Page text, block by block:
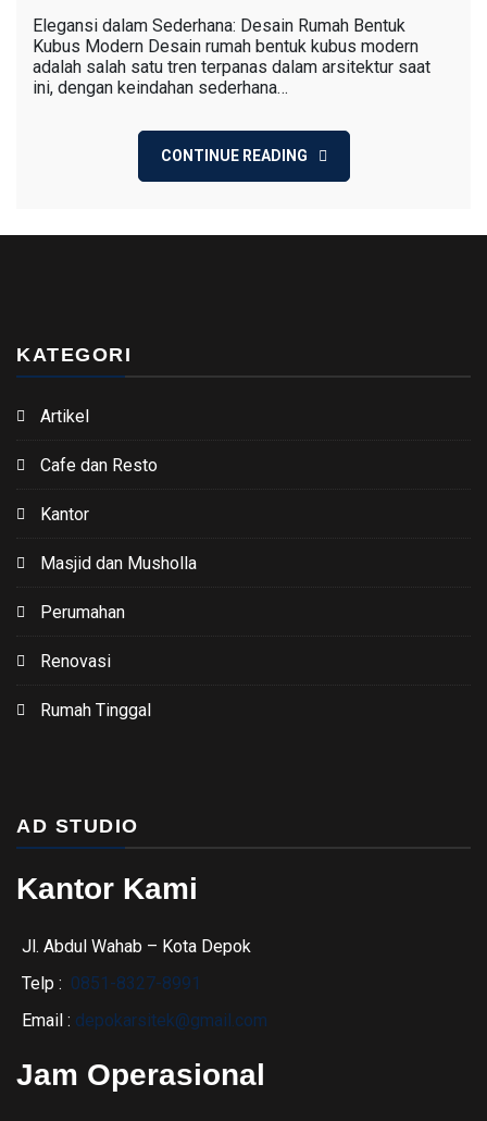
Elegansi dalam Sederhana: Desain Rumah Bentuk
Kubus Modern Desain rumah bentuk kubus modern
adalah salah satu tren terpanas dalam arsitektur saat
ini, dengan keindahan sederhana…
CONTINUE READING
KATEGORI
Artikel
Cafe dan Resto
Kantor
Masjid dan Musholla
Perumahan
Renovasi
Rumah Tinggal
AD STUDIO
Kantor Kami
Jl. Abdul Wahab – Kota Depok
Telp : 0851-8327-8991
Email : depokarsitek@gmail.com
Jam Operasional